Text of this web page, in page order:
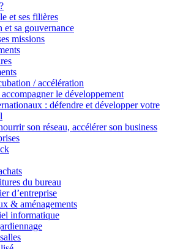
et ses filières
et sa gouvernance
missions
/ accélération
le développement
: défendre et développer votre
son réseau, accélérer son business
du bureau
d’entreprise
& aménagements
informatique